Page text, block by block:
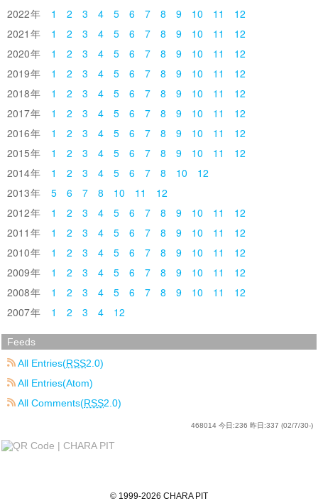
2022
1 2 3 4 5 6 7 8 9 10 11
12
2021
1 2 3 4 5 6 7 8 9 10 11
12
2020
1 2 3 4 5 6 7 8 9 10 11
12
2019
1 2 3 4 5 6 7 8 9 10 11
12
2018
1 2 3 4 5 6 7 8 9 10 11
12
2017
1 2 3 4 5 6 7 8 9 10 11
12
2016
1 2 3 4 5 6 7 8 9 10 11
12
2015
1 2 3 4 5 6 7 8 9 10 11
12
2014
1 2 3 4 5 6 7 8 10
12
2013
5 6 7 8 10 11
12
2012
1 2 3 4 5 6 7 8 9 10 11
12
2011
1 2 3 4 5 6 7 8 9 10 11
12
2010
1 2 3 4 5 6 7 8 9 10 11
12
2009
1 2 3 4 5 6 7 8 9 10 11
12
2008
1 2 3 4 5 6 7 8 9 10 11
12
2007
1 2 3 4 12
Feeds
All Entries(RSS2.0)
All Entries(Atom)
All Comments(RSS2.0)
468014 今日:236 昨日:337 (02/7/30-)
© 1999-2026 CHARA PIT